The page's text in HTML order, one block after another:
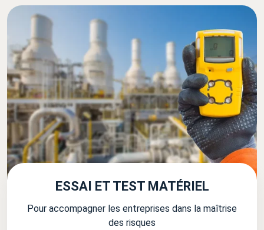
ESSAI ET TEST MATÉRIEL
Pour accompagner les entreprises dans la maîtrise
des risques